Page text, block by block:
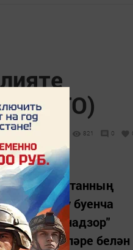
(+ФОТО)
821 0
Татарстанның
яклау буенча
белгечләре белән